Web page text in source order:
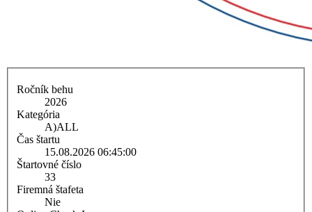
Ročník behu
2026
Kategória
A)ALL
Čas štartu
15.08.2026 06:45:00
Štartovné číslo
33
Firemná štafeta
Nie